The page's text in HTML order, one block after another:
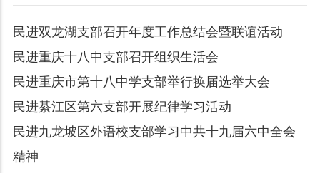
民进双龙湖支部召开年度工作总结会暨联谊活动
民进重庆十八中支部召开组织生活会
民进重庆市第十八中学支部举行换届选举大会
民进綦江区第六支部开展纪律学习活动
民进九龙坡区外语校支部学习中共十九届六中全会
精神